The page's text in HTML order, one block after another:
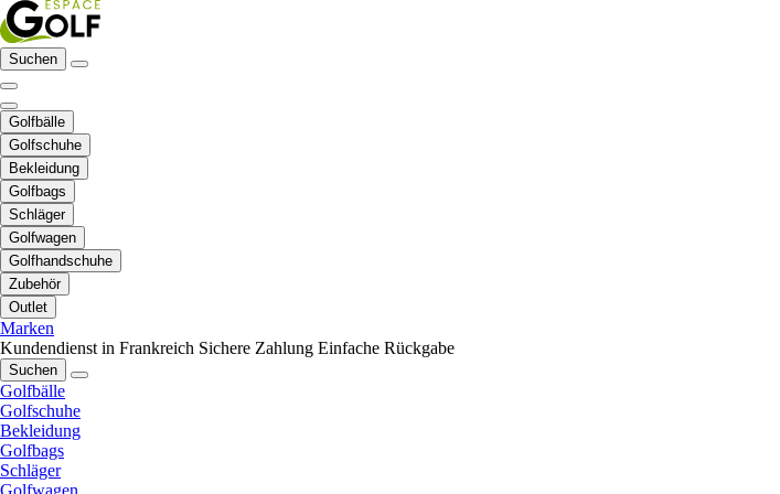
Suchen
Golfbälle
Golfschuhe
Bekleidung
Golfbags
Schläger
Golfwagen
Golfhandschuhe
Zubehör
Outlet
Marken
Kundendienst in Frankreich Sichere Zahlung Einfache Rückgabe
Suchen
Golfbälle
Golfschuhe
Bekleidung
Golfbags
Schläger
Golfwagen